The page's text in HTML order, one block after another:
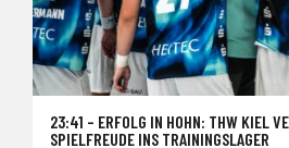
23:41 – ERFOLG IN HOHN: THW KIEL
SPIELFREUDE INS TRAININGSLAGER